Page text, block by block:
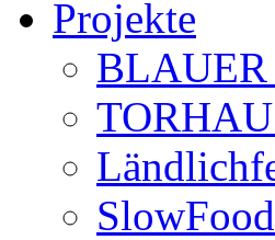
Projekte
BLAUER
SlowFood